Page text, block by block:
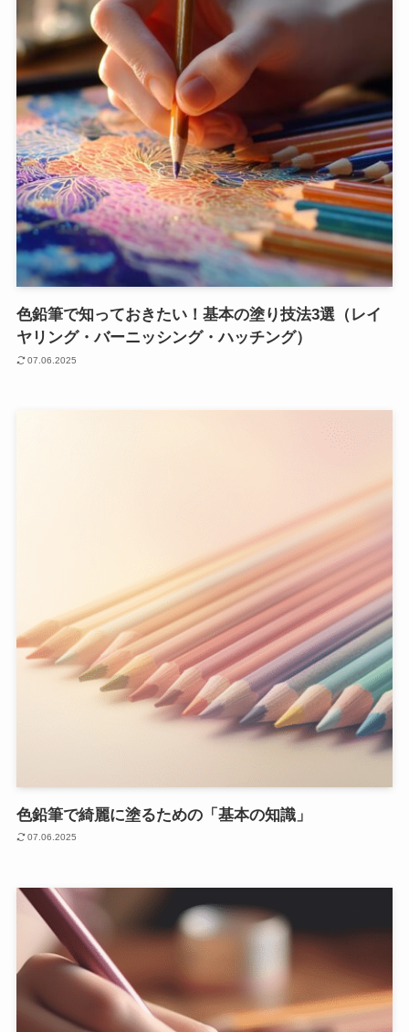
色鉛筆で知っておきたい！基本の塗り技法3選（レイ
ヤリング・バーニッシング・ハッチング）
07.06.2025
色鉛筆で綺麗に塗るための「基本の知識」
07.06.2025